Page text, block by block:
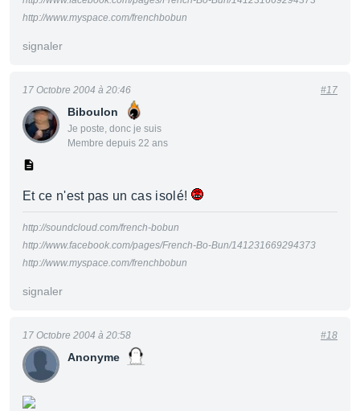
http://www.myspace.com/frenchbobun
signaler
Biboulon
Je poste, donc je suis
Membre depuis 22 ans
17 Octobre 2004 à 20:46 #17
Et ce n'est pas un cas isolé!
http://soundcloud.com/french-bobun
http://www.facebook.com/pages/French-Bo-Bun/141231669294373
http://www.myspace.com/frenchbobun
signaler
Anonyme
17 Octobre 2004 à 20:58 #18